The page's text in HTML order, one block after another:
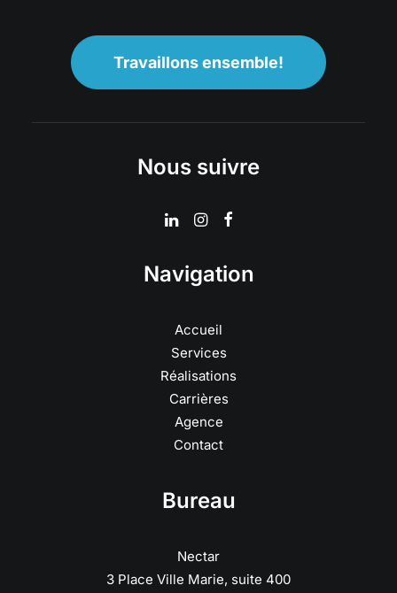
Travaillons ensemble!
Nous suivre
Navigation
Accueil
Services
Réalisations
Carrières
Agence
Contact
Bureau
Nectar
3 Place Ville Marie, suite 400